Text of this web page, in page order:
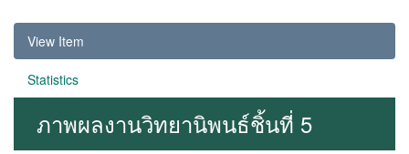
View Item
Statistics
ภาพผลงานวิทยานิพนธ์ชิ้นที่ 5